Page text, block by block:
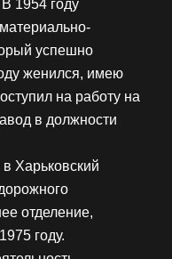
1954 году
успешно
женился, имею
на работу на
в должности
в Харьковский
отделение,
году.